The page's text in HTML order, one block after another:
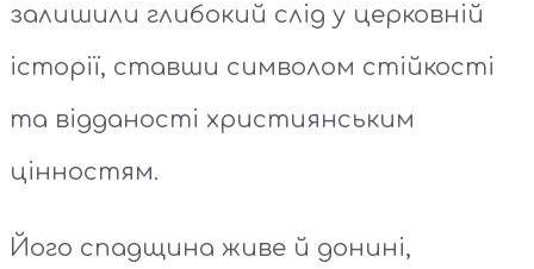
залишили глибокий слід у церковній
історії, ставши символом стійкості
та відданості християнським
цінностям.
Його спадщина живе й донині,